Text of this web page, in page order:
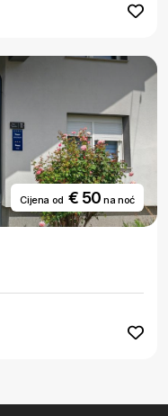
Cijena od € 50na noć